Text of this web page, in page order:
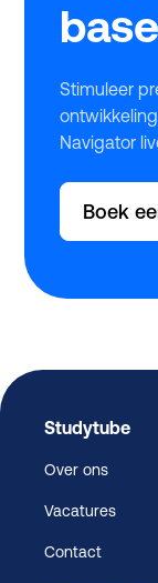
Stimuleer
ontwikkeling
Navigator
Boek
Studytube
Over ons
Vacatures
Contact